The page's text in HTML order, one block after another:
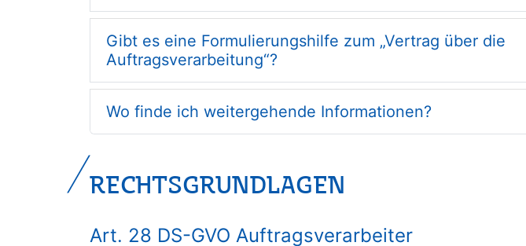
Gibt es eine Formulierungshilfe zum „Vertrag über die
Auftragsverarbeitung“?
Wo finde ich weitergehende Informationen?
RECHTSGRUNDLAGEN
Art. 28 DS-GVO Auftragsverarbeiter